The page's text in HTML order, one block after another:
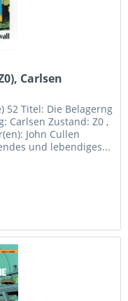
Carlsen
52 Titel: Die Belagerng
Carlsen Zustand: Z0 ,
John Cullen
und lebendiges...